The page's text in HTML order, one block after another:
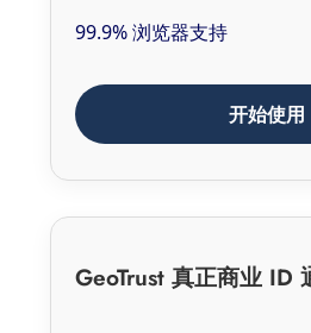
99.9% 浏览器支持
开始使用
GeoTrust 真正商业 ID